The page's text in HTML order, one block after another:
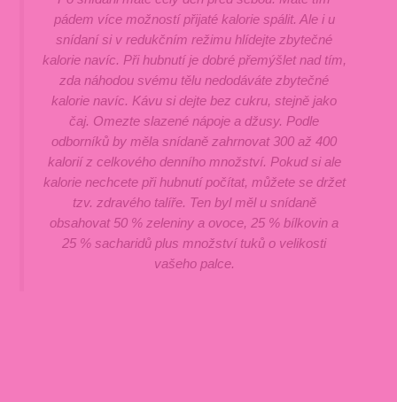
pádem více možností přijaté kalorie spálit. Ale i u
snídaní si v redukčním režimu hlídejte zbytečné
kalorie navíc. Při hubnutí je dobré přemýšlet nad tím,
zda náhodou svému tělu nedodáváte zbytečné
kalorie navíc. Kávu si dejte bez cukru, stejně jako
čaj. Omezte slazené nápoje a džusy. Podle
odborníků by měla snídaně zahrnovat 300 až 400
kalorií z celkového denního množství. Pokud si ale
kalorie nechcete při hubnutí počítat, můžete se držet
tzv. zdravého talíře. Ten byl měl u snídaně
obsahovat 50 % zeleniny a ovoce, 25 % bílkovin a
25 % sacharidů plus množství tuků o velikosti
vašeho palce.